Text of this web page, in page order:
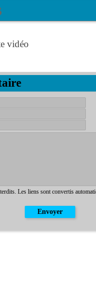
vidéo
Les liens sont convertis